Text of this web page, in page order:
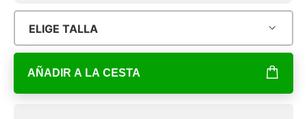
ELIGE TALLA
AÑADIR A LA CESTA